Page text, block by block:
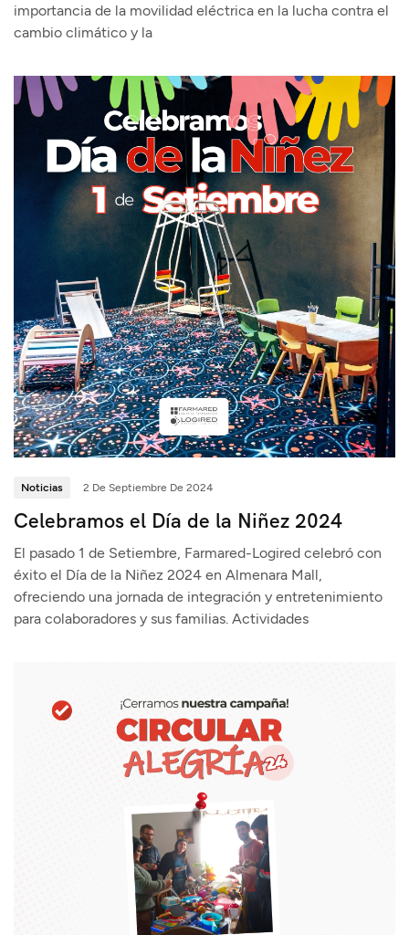
importancia de la movilidad eléctrica en la lucha contra el
cambio climático y la
Noticias 2 De Septiembre De 2024
Celebramos el Día de la Niñez 2024
El pasado 1 de Setiembre, Farmared-Logired celebró con
éxito el Día de la Niñez 2024 en Almenara Mall,
ofreciendo una jornada de integración y entretenimiento
para colaboradores y sus familias. Actividades